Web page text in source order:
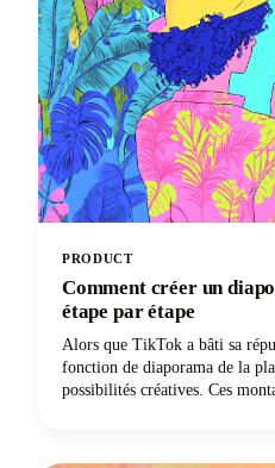
PRODUCT
Comment créer un
étape par étape
Alors que TikTok a bâti sa
fonction de diaporama de la
possibilités créatives. Ces